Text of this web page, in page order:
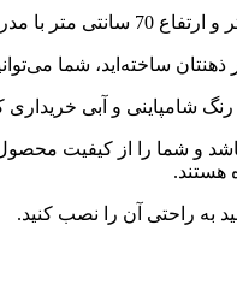
ساخته‌اید، شما
شامپاینی و آبی خریداری
و شما را از کیفیت
هستند.
به راحتی آن را نصب کنید.